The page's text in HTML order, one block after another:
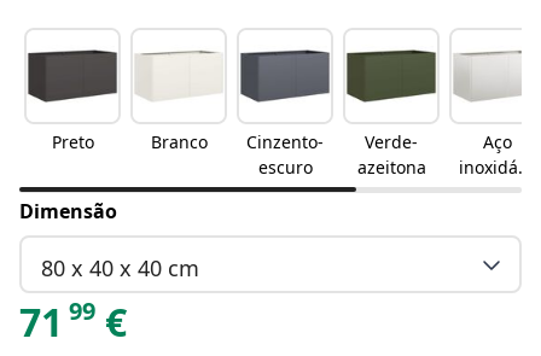
Preto Branco
Cinzento-
escuro
Verde-
azeitona
Aço
inoxidáve
l
Dimensão
80 x 40 x 40 cm
71 99 €